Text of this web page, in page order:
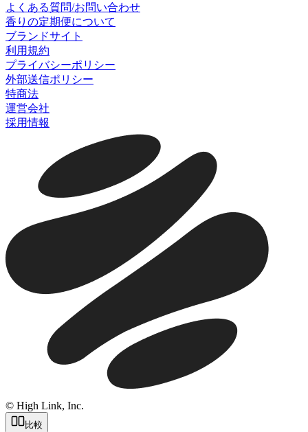
よくある質問/お問い合わせ
香りの定期便について
ブランドサイト
利用規約
プライバシーポリシー
外部送信ポリシー
特商法
運営会社
採用情報
© High Link, Inc.
比較